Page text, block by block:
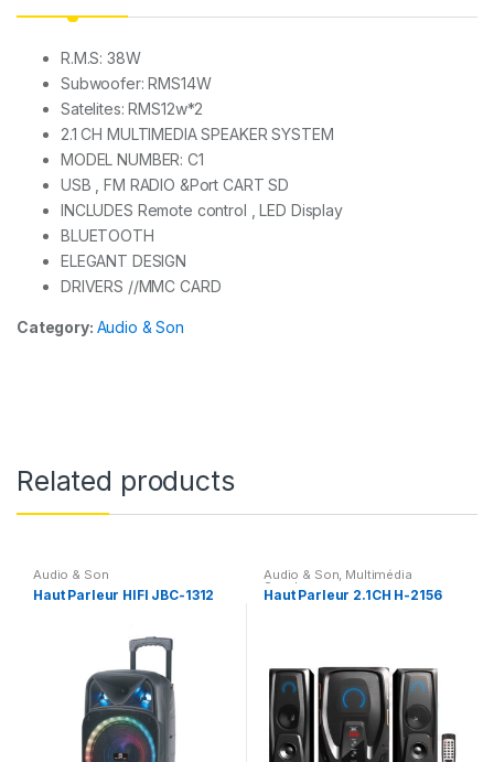
R.M.S: 38W
Subwoofer: RMS14W
Satelites: RMS12w*2
2.1 CH MULTIMEDIA SPEAKER SYSTEM
MODEL NUMBER: C1
USB , FM RADIO &Port CART SD
INCLUDES Remote control , LED Display
BLUETOOTH
ELEGANT DESIGN
DRIVERS //MMC CARD
Category: Audio & Son
Related products
Audio & Son
Haut Parleur HIFI JBC-1312
Audio & Son, Multimédia
Speaker
Haut Parleur 2.1CH H-2156